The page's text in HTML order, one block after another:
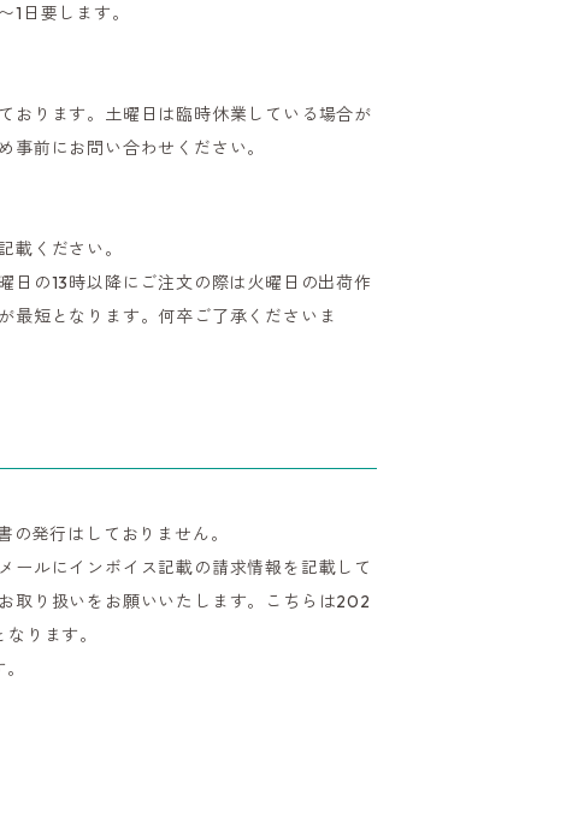
日要します。
おります。土曜日は臨時休業している場合が
事前にお問い合わせください。
載ください。
日の13時以降にご注文の際は火曜日の出荷作
最短となります。何卒ご了承くださいま
発行はしておりません。
ールにインボイス記載の請求情報を記載して
取り扱いをお願いいたします。こちらは202
ります。